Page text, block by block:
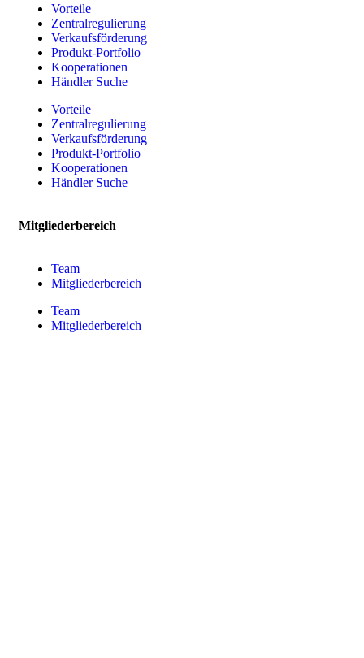
Vorteile
Zentralregulierung
Verkaufsförderung
Produkt-Portfolio
Kooperationen
Händler Suche
Vorteile
Zentralregulierung
Verkaufsförderung
Produkt-Portfolio
Kooperationen
Händler Suche
Mitgliederbereich
Team
Mitgliederbereich
Team
Mitgliederbereich